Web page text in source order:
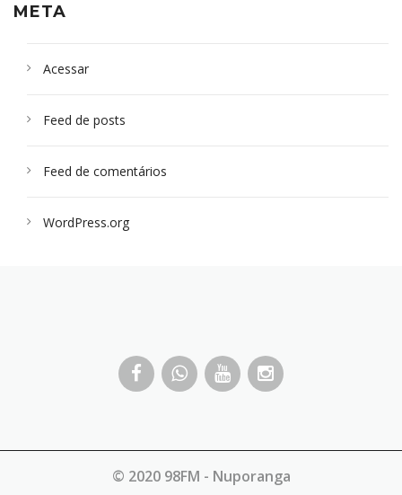
META
Acessar
Feed de posts
Feed de comentários
WordPress.org
© 2020 98FM - Nuporanga